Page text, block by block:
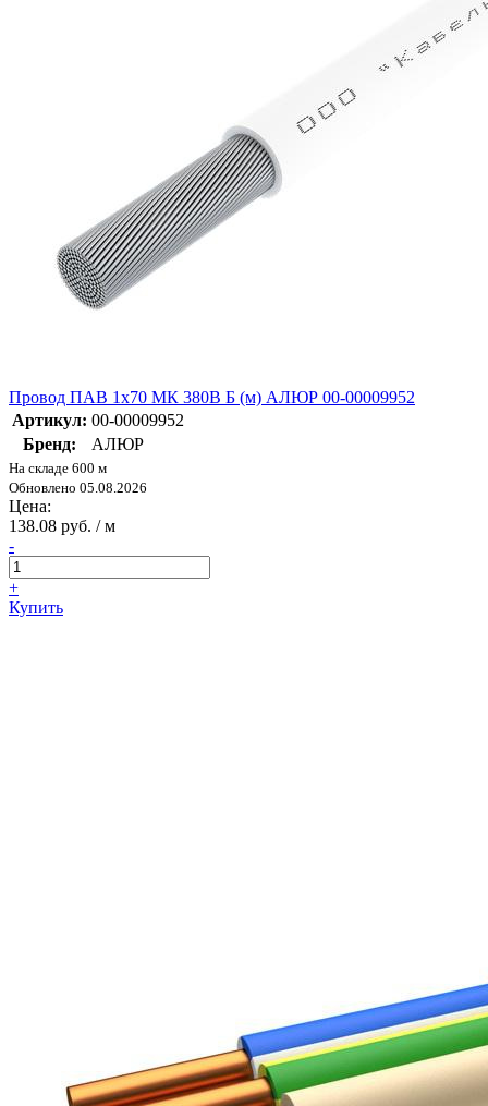
Провод ПАВ 1х70 МК 380В Б (м) АЛЮР 00-00009952
Артикул: 00-00009952
Бренд:
АЛЮР
На складе 600 м
Обновлено 05.08.2026
Цена:
138.08 руб. / м
-
+
Купить